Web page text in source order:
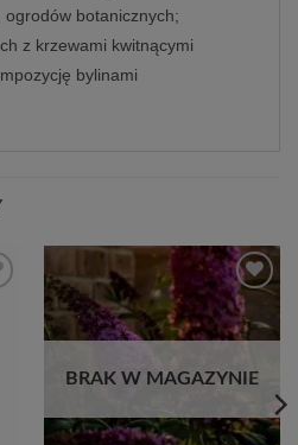
botanicznych;
z krzewami kwitnącymi
bylinami
Dodaj
do
listy
BRAK W MAGAZYNIE